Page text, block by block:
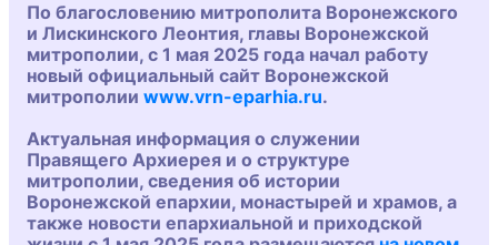
По благословению митрополита Воронежского
и Лискинского Леонтия, главы Воронежской
митрополии, с 1 мая 2025 года начал работу
новый официальный сайт Воронежской
митрополии www.vrn-eparhia.ru.
Актуальная информация о служении
Правящего Архиерея и о структуре
митрополии, сведения об истории
Воронежской епархии, монастырей и храмов, а
также новости епархиальной и приходской